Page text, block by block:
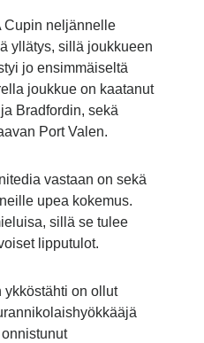
Cupin neljännelle
yllätys, sillä joukkueen
jo ensimmäiseltä
joukkue on kaatanut
Bradfordin, sekä
Port Valen.
vastaan on sekä
upea kokemus.
sillä se tulee
lipputulot.
on ollut